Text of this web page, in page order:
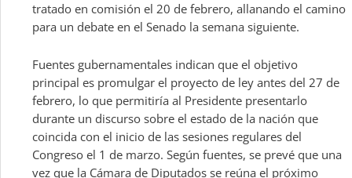
tratado en comisión el 20 de febrero, allanando el camino
para un debate en el Senado la semana siguiente.
Fuentes gubernamentales indican que el objetivo
principal es promulgar el proyecto de ley antes del 27 de
febrero, lo que permitiría al Presidente presentarlo
durante un discurso sobre el estado de la nación que
coincida con el inicio de las sesiones regulares del
Congreso el 1 de marzo. Según fuentes, se prevé que una
vez que la Cámara de Diputados se reúna el próximo